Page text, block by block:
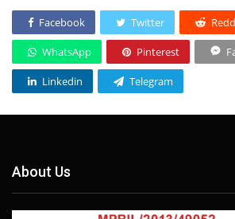
Facebook Twitter
WhatsApp Pinterest
Linkedin Telegram
About Us